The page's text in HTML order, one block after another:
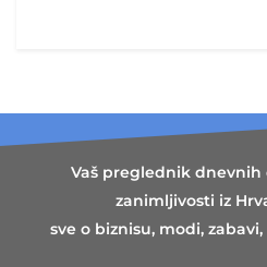
Vaš preglednik dnevnih
zanimljivosti iz
sve o biznisu, modi,